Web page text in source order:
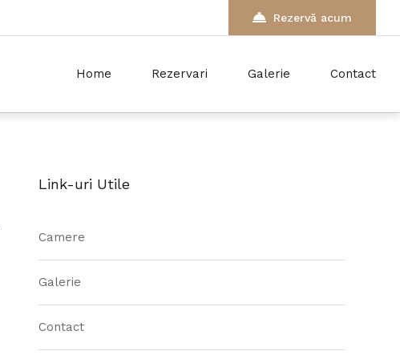
Rezervă acum
Home Rezervari Galerie Contact
Link-uri Utile
Camere
Galerie
Contact